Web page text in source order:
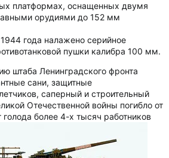
платформах, оснащенных двумя
орудиями до 152 мм
года налажено серийное
пушки калибра 100 мм.
штаба Ленинградского фронта
сани, защитные
саперный и строительный
Отечественной войны погибло от
более 4-х тысяч работников